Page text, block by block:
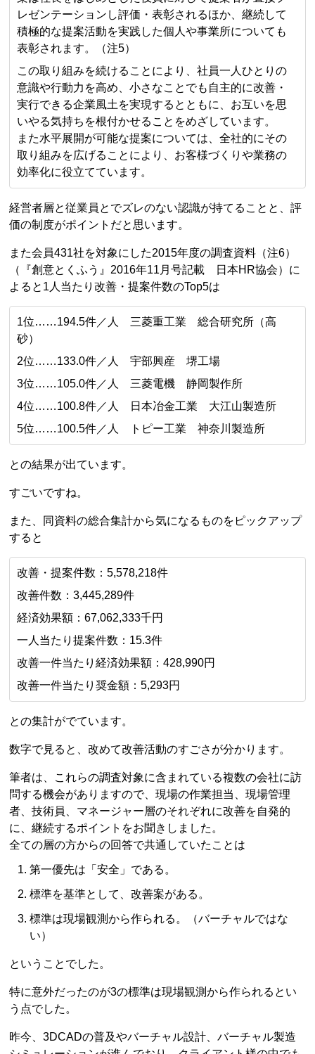
レゼンテーションし評価・表彰されるほか、継続して
積極的な提案活動を実践した個人や事業所についても
表彰されます。（注5）
この取り組みを続けることにより、社員一人ひとりの
意識や行動力を高め、小さなことでも自主的に改善・
実行できる企業風土を実現するとともに、お互いを思
いやる気持ちを根付かせることをめざしています。
また水平展開が可能な提案については、全社的にその
取り組みを広げることにより、お客様づくりや業務の
効率化に役立てています。
経営者層と従業員とでズレのない認識が持てることと、評
価の制度がポイントだと思います。
また会員431社を対象にした2015年度の調査資料（注6）
（『創意とくふう』2016年11月号記載 日本HR協会）に
よると1人当たり改善・提案件数のTop5は
1位……194.5件／人 三菱重工業 総合研究所（高
砂）
2位……133.0件／人 宇部興産 堺工場
3位……105.0件／人 三菱電機 静岡製作所
4位……100.8件／人 日本冶金工業 大江山製造所
5位……100.5件／人 トピー工業 神奈川製造所
との結果が出ています。
すごいですね。
また、同資料の総合集計から気になるものをピックアップ
すると
改善・提案件数：5,578,218件
改善件数：3,445,289件
経済効果額：67,062,333千円
一人当たり提案件数：15.3件
改善一件当たり経済効果額：428,990円
改善一件当たり奨金額：5,293円
との集計がでています。
数字で見ると、改めて改善活動のすごさが分かります。
筆者は、これらの調査対象に含まれている複数の会社に訪
問する機会がありますので、現場の作業担当、現場管理
者、技術員、マネージャー層のそれぞれに改善を自発的
に、継続するポイントをお聞きしました。
全ての層の方からの回答で共通していたことは
第一優先は「安全」である。
標準を基準として、改善案がある。
標準は現場観測から作られる。（バーチャルではな
い）
ということでした。
特に意外だったのが3の標準は現場観測から作られるとい
う点でした。
昨今、3DCADの普及やバーチャル設計、バーチャル製造